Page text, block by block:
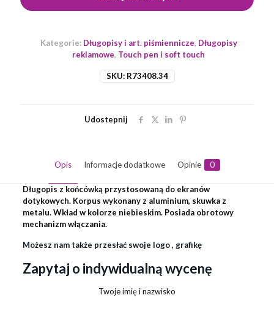
magenta
SKU: R73408.34
Kategorie: Długopisy i art. piśmiennicze, Długopisy
reklamowe, Touch pen i soft touch
Udostepnij
Opis Informacje dodatkowe Opinie 0
Długopis z końcówką przystosowaną do ekranów
dotykowych. Korpus wykonany z aluminium, skuwka z
metalu. Wkład w kolorze niebieskim. Posiada obrotowy
mechanizm włączania.
Możesz nam także przesłać swoje logo , grafikę
Zapytaj o indywidualną wycenę
Twoje imię i nazwisko